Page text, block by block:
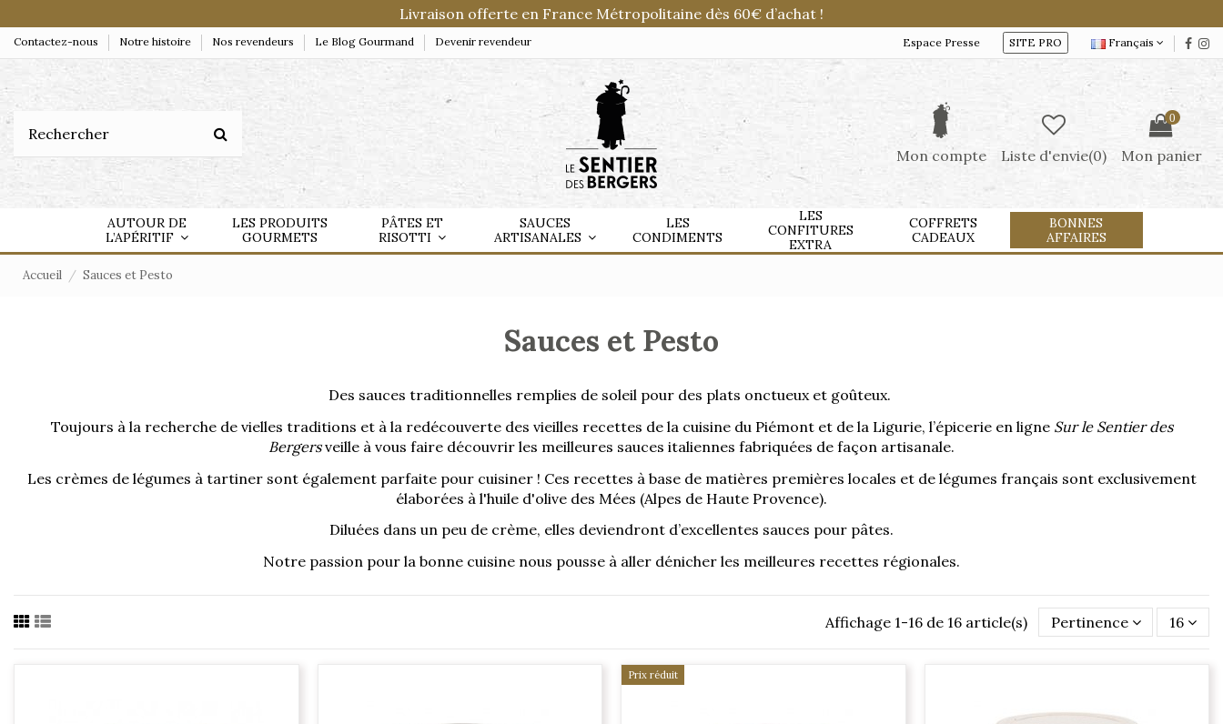
Livraison offerte en France Métropolitaine dès 60€ d’achat !
Contactez-nous Notre histoire Nos revendeurs Le Blog Gourmand Devenir revendeur Espace Presse SITE PRO Français
Mon compte Liste d'envie(0)
0
Mon panier
AUTOUR DE
L’APÉRITIF
LES PRODUITS
GOURMETS
PÂTES ET
RISOTTI
SAUCES
ARTISANALES
LES
CONDIMENTS
LES
CONFITURES
EXTRA
COFFRETS
CADEAUX
BONNES
AFFAIRES
Accueil Sauces et Pesto
Sauces et Pesto
Des sauces traditionnelles remplies de soleil pour des plats onctueux et goûteux.
Toujours à la recherche de vielles traditions et à la redécouverte des vieilles recettes de la cuisine du Piémont et de la Ligurie, l’épicerie en ligne Sur le Sentier des
Bergersveille à vous faire découvrir les meilleures sauces italiennes fabriquées de façon artisanale.
Les crèmes de légumes à tartiner sont également parfaite pour cuisiner ! Ces recettes à base de matières premières locales et de légumes français sont exclusivement
élaborées à l'huile d'olive des Mées (Alpes de Haute Provence).
Diluées dans un peu de crème, elles deviendront d’excellentes sauces pour pâtes.
Notre passion pour la bonne cuisine nous pousse à aller dénicher les meilleures recettes régionales.
Affichage 1-16 de 16 article(s) Pertinence 16
Prix réduit